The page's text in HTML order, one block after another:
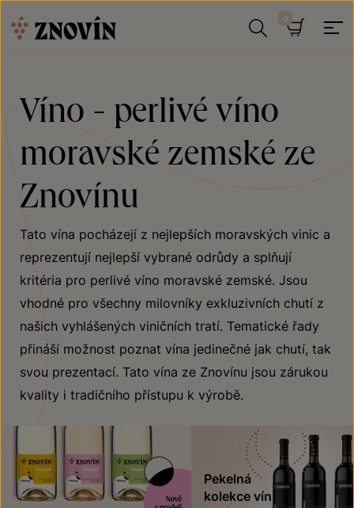
Víno - perlivé víno
moravské zemské ze
Znovínu
Tato vína pocházejí z nejlepších moravských vinic a
reprezentují nejlepší vybrané odrůdy a splňují
kritéria pro perlivé víno moravské zemské. Jsou
vhodné pro všechny milovníky exkluzivních chutí z
našich vyhlášených viničních tratí. Tematické řady
přináší možnost poznat vína jedinečné jak chutí, tak
svou prezentací. Tato vína ze Znovínu jsou zárukou
kvality i tradičního přístupu k výrobě.
Pekelná
kolekce vín